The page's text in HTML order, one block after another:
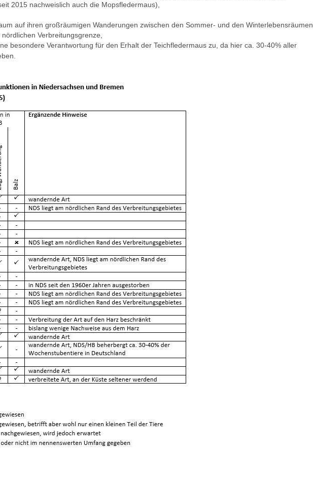
2015 nachweislich auch die Mopsfledermaus),
auf ihren großräumigen Wanderungen zwischen den Sommer- und den Winterlebensräumen,
Verbreitungsgrenze,
besondere Verantwortung für den Erhalt der Teichfledermaus zu, da hier ca. 30-40% aller